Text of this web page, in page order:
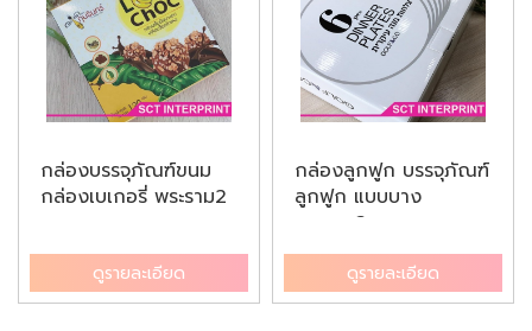
กล่องบรรจุภัณฑ์ขนม
กล่องเบเกอรี่ พระราม2
ดูรายละเอียด
กล่องลูกฟูก บรรจุภัณฑ์
ลูกฟูก แบบบาง
พระราม2 บ...
ดูรายละเอียด